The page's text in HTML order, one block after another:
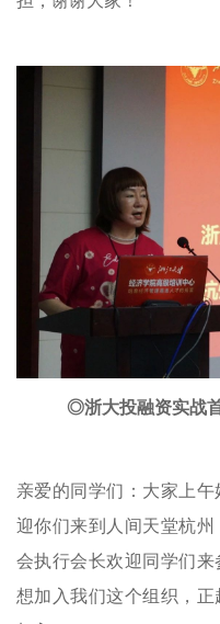
◎浙大投融资实战
亲爱的同学们：大家上
迎你们来到人间天堂杭
会执行会长欢迎同学们
想加入我们这个组织，